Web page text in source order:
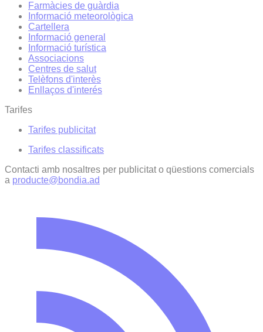
Farmàcies de guàrdia
Informació meteorològica
Cartellera
Informació general
Informació turística
Associacions
Centres de salut
Telèfons d'interès
Enllaços d'interés
Tarifes
Tarifes publicitat
Tarifes classificats
Contacti amb nosaltres per publicitat o qüestions comercials
a producte@bondia.ad